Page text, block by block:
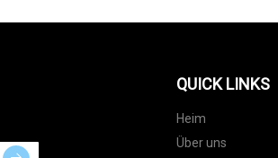
QUICK LINKS
Heim
Über uns